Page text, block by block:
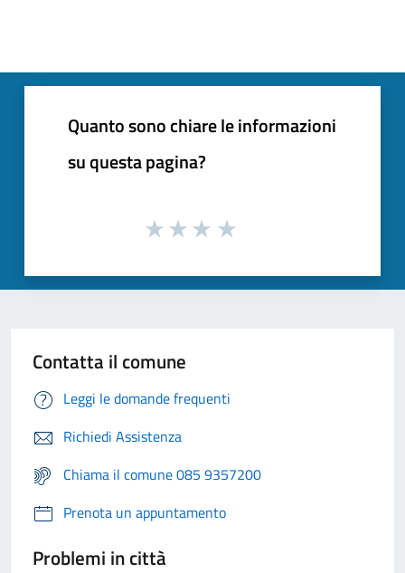
Quanto sono chiare le informazioni
su questa pagina?
Contatta il comune
Leggi le domande frequenti
Richiedi Assistenza
Chiama il comune 085 9357200
Prenota un appuntamento
Problemi in città